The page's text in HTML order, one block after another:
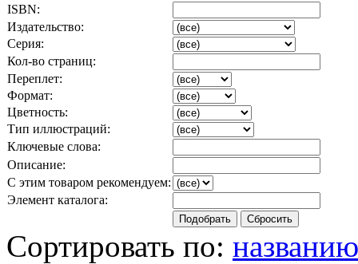
ISBN:
Издательство:
Серия:
Кол-во страниц:
Переплет:
Формат:
Цветность:
Тип иллюстраций:
Ключевые слова:
Описание:
С этим товаром рекомендуем:
Элемент каталога:
Сортировать по: названию